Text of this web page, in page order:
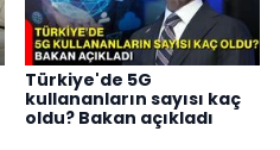
Türkiye'de 5G
kullananların sayısı kaç
oldu? Bakan açıkladı